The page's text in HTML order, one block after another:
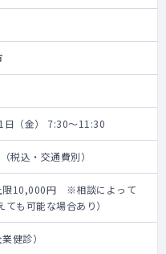
日（金） 7:30～11:30
税込・交通費別）
限10,000円 ※相談によって
も可能な場合あり）
健診）